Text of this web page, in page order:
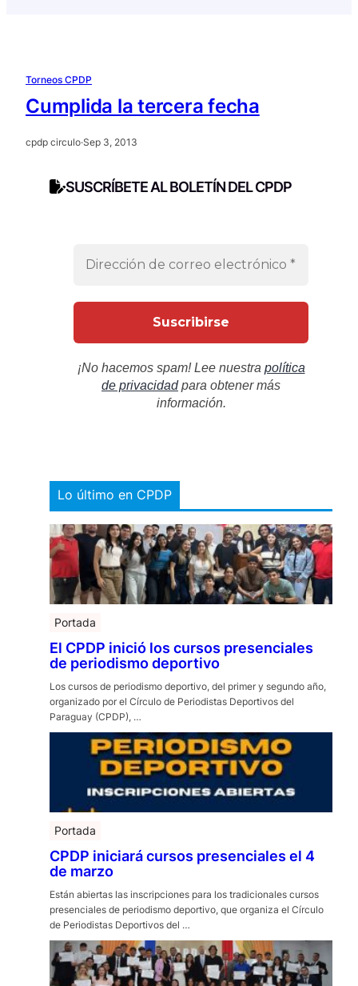
Torneos CPDP
Cumplida la tercera fecha
cpdp circulo·Sep 3, 2013
SUSCRÍBETE AL BOLETÍN DEL CPDP
¡No hacemos spam! Lee nuestra política
de privacidadpara obtener más
información.
Lo último en CPDP
Portada
El CPDP inició los cursos presenciales
de periodismo deportivo
Los cursos de periodismo deportivo, del primer y segundo año,
organizado por el Círculo de Periodistas Deportivos del
Paraguay (CPDP), …
Portada
CPDP iniciará cursos presenciales el 4
de marzo
Están abiertas las inscripciones para los tradicionales cursos
presenciales de periodismo deportivo, que organiza el Círculo
de Periodistas Deportivos del …